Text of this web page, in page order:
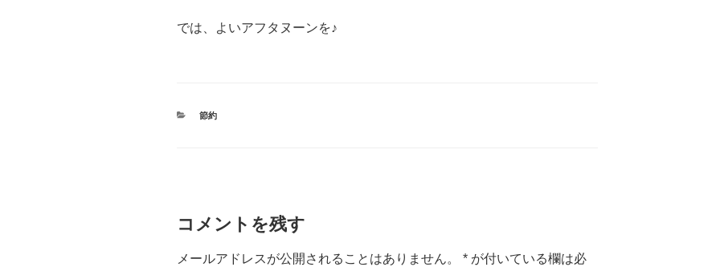
では、よいアフタヌーンを♪
カ
節約
コメントを残す
メールアドレスが公開されることはありません。 * が付いている欄は必